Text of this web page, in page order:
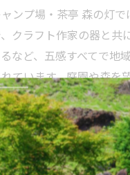
ンプ場・茶亭 森の灯で
クラフト作家の器と共
など、五感すべてで地
ています。庭園や森を
りとともに紅茶とスイ
す。
トやアート、イベント
フタヌーンティープラ